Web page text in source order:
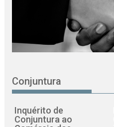
Conjuntura
Inquérito de
Conjuntura ao